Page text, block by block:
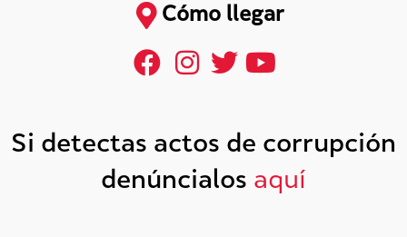
Cómo llegar
Si detectas actos de corrupción
denúncialos aquí